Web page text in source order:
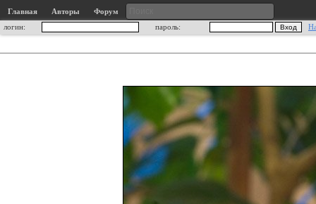
Главная Авторы
Форум
логин:
пароль: